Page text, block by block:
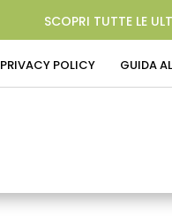
SCOPRI TUTTE LE
PRIVACY POLICY GUIDA